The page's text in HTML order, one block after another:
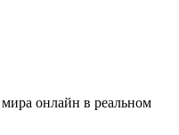
онлайн в реальном